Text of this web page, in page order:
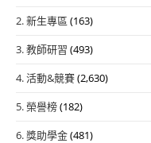
2. 新生專區 (163)
3. 教師研習 (493)
4. 活動&競賽(2,630)
5. 榮譽榜(182)
6. 獎助學金(481)